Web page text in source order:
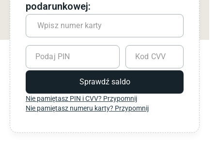
podarunkowej:
Wpisz numer karty
Podaj PIN Kod CVV
Sprawdź saldo
Nie pamiętasz PIN i CVV? Przypomnij
Nie pamiętasz numeru karty? Przypomnij